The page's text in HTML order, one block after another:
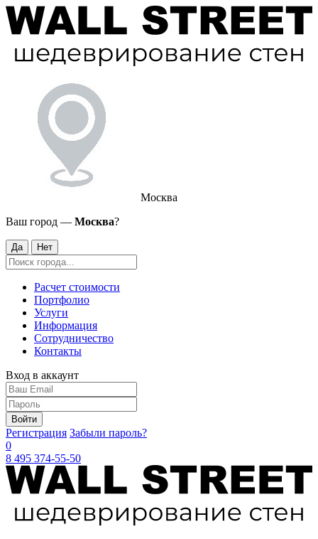
Москва
Ваш город — Москва?
Да Нет
Расчет стоимости
Портфолио
Услуги
Информация
Сотрудничество
Контакты
Вход в аккаунт
Войти
Регистрация Забыли пароль?
0
8 495 374-55-50